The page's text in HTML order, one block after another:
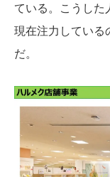
ている。こうし
現在注力している
だ。